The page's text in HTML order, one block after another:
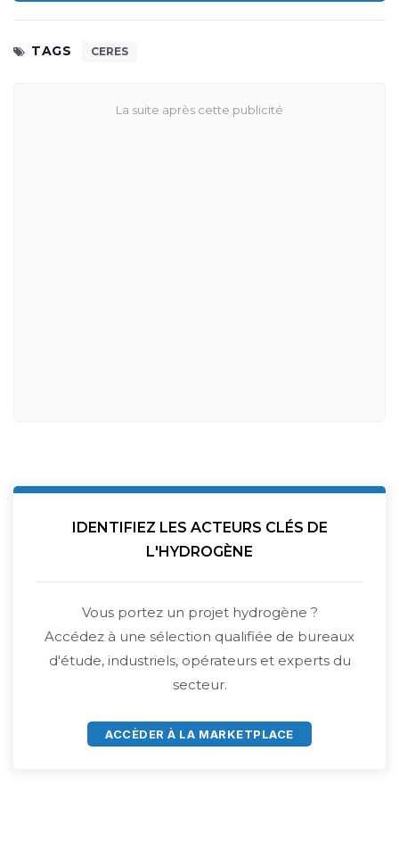
TAGS CERES
IDENTIFIEZ LES ACTEURS CLÉS DE
L'HYDROGÈNE
Vous portez un projet hydrogène ?
Accédez à une sélection qualifiée de bureaux
d'étude, industriels, opérateurs et experts du
secteur.
ACCÈDER À LA MARKETPLACE